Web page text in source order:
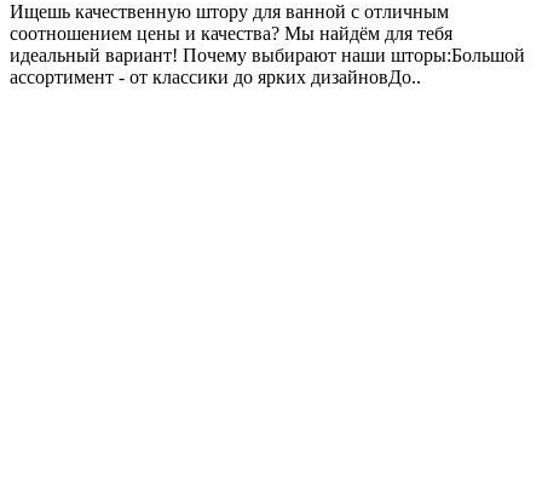
Ищешь качественную штору для ванной с отличным
соотношением цены и качества? Мы найдём для тебя
идеальный вариант! Почему выбирают наши шторы:Большой
ассортимент - от классики до ярких дизайновДо..